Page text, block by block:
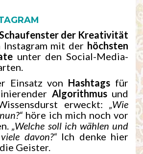
der Kreativität
Instagram mit der höchsten
unter den Social-Media-
Einsatz von Hashtags für
Algorithmusund
erweckt: „Wie
höre ich mich noch vor
„Welche soll ich wählen und
davon?“Ich denke hier
Geister.